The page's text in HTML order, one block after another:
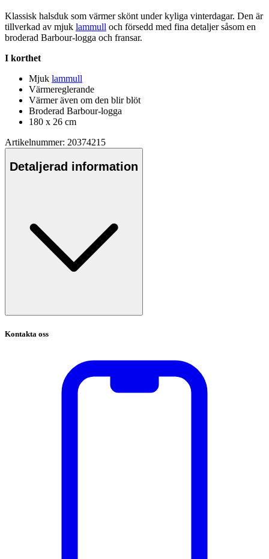
Klassisk halsduk som värmer skönt under kyliga vinterdagar. Den är
tillverkad av mjuk lammull och försedd med fina detaljer såsom en
broderad Barbour-logga och fransar.
I korthet
Mjuk lammull
Värmereglerande
Värmer även om den blir blöt
Broderad Barbour-logga
180 x 26 cm
Artikelnummer: 20374215
Detaljerad information
Kontakta oss